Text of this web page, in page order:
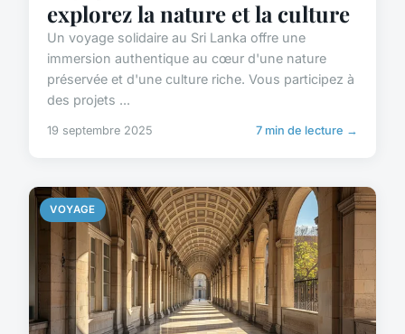
explorez la nature et la culture
Un voyage solidaire au Sri Lanka offre une
immersion authentique au cœur d'une nature
préservée et d'une culture riche. Vous participez à
des projets ...
19 septembre 2025 7 min de lecture →
VOYAGE